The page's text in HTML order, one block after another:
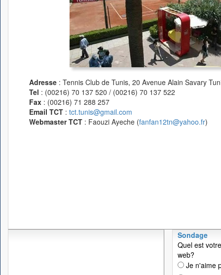
Adresse : Tennis Club de Tunis, 20 Avenue Alain Savary
Tel : (00216) 70 137 520 / (00216) 70 137 522
Fax : (00216) 71 288 257
Email TCT : tct.tunis@gmail.com
Webmaster TCT : Faouzi Ayeche (fanfan12tn@yahoo.fr)
Sondage
Quel est
web?
Je n'aime